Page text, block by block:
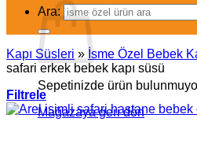
Sepetinizde ürün
Mağazaya geri dön
Ara:
Kapı Süsleri » İsme Özel Bebek
safari erkek bebek kapı süsü
Filtrele